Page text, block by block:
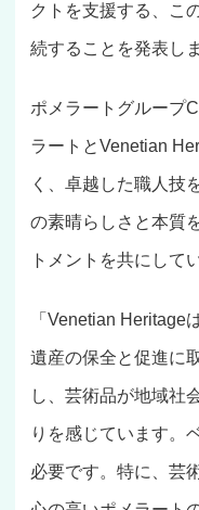
クトを支援する、こ
続することを発表し
ポメラートグループ
ラートとVenetian
く、卓越した職人技
の素晴らしさと本質
トメントを共にして
「Venetian Heritage
遺産の保全と促進に
し、芸術品が地域社
りを感じています。
必要です。特に、芸